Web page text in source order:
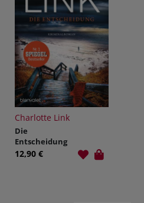
Charlotte Link
Die
Entscheidung
12,90 €